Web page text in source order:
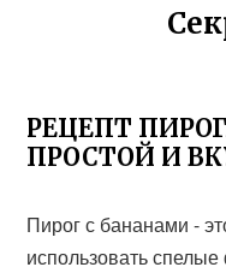
РЕЦЕПТ
ПРОСТОЙ И
Пирог с бананами -
использовать